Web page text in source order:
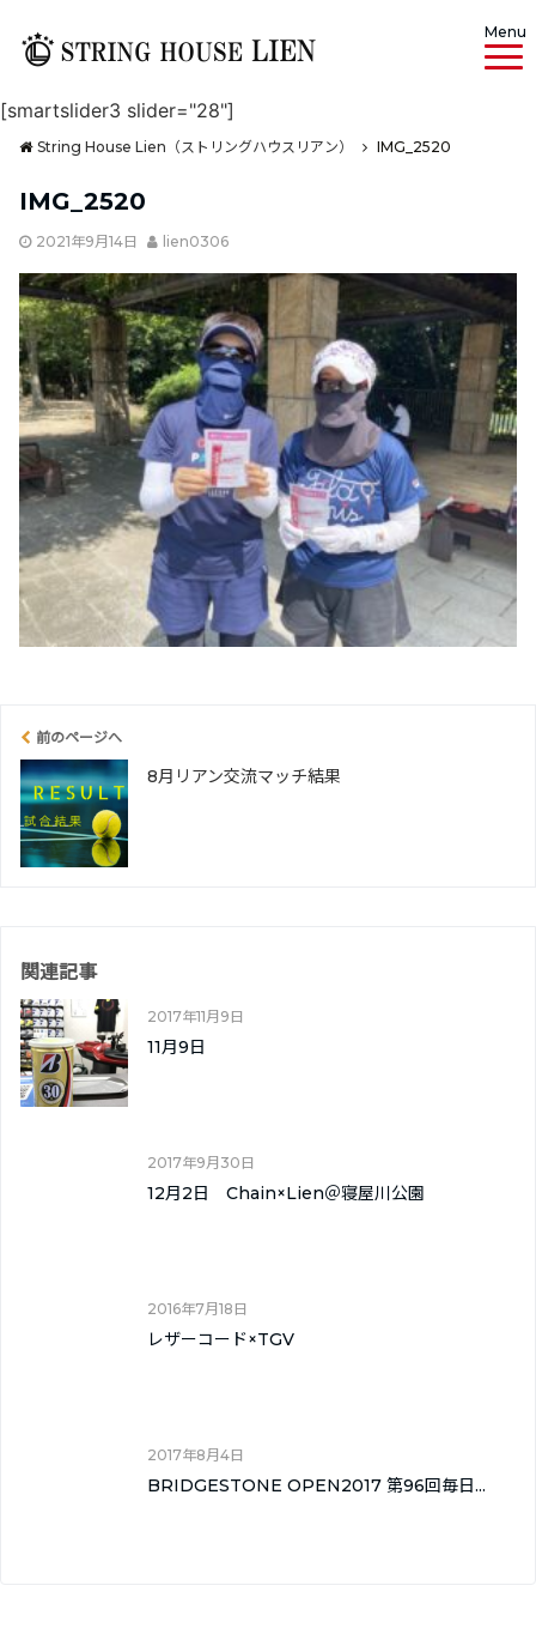
Menu
[smartslider3 slider="28"]
String House Lien（ストリングハウスリアン） IMG_2520
IMG_2520
2021年9月14日 lien0306
前のページへ
8月リアン交流マッチ結果
関連記事
2017年11月9日
11月9日
2017年9月30日
12月2日 Chain×Lien＠寝屋川公園
2016年7月18日
レザーコード×TGV
2017年8月4日
BRIDGESTONE OPEN2017 第96回毎日...